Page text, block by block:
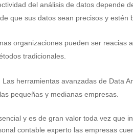
del análisis de datos depende
que sus datos sean precisos y estén
organizaciones pueden ser reacias
tradicionales.
Las herramientas avanzadas de Data
pequeñas y medianas empresas.
y es de gran valor toda vez que
contable experto las empresas